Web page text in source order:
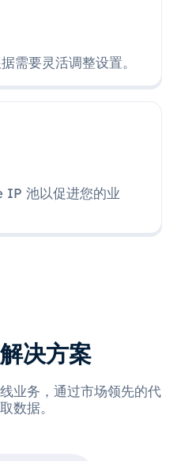
需要灵活调整设置。
IP 池以促进您的业
决方案
业务，通过市场领先的代
数据。